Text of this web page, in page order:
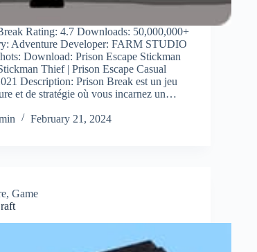
Rating: 4.7 Downloads: 50,000,000+
Adventure Developer: FARM STUDIO
Download: Prison Escape Stickman
Thief | Prison Escape Casual
Description: Prison Break est un jeu
et de stratégie où vous incarnez un…
February 21, 2024
, Game